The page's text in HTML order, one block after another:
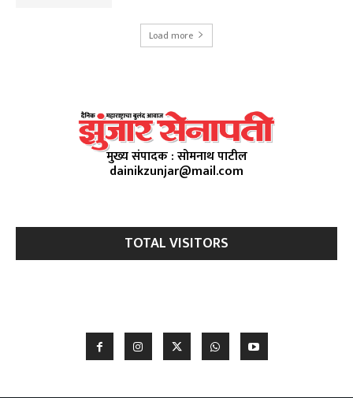
Load more
मुख्य संपादक : सोमनाथ पाटील
dainikzunjar@mail.com
TOTAL VISITORS